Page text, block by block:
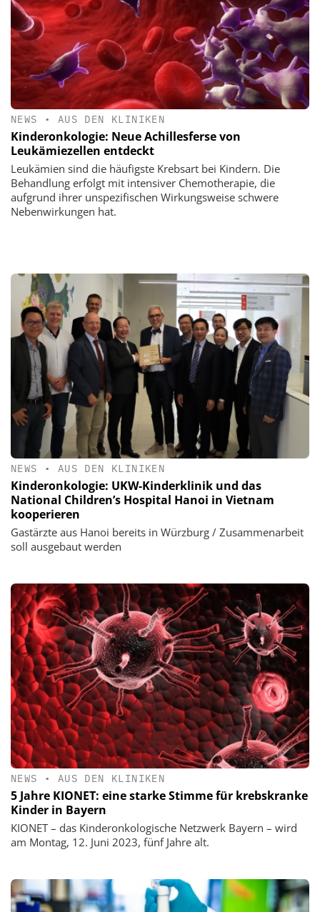
NEWS • AUS DEN KLINIKEN
Kinderonkologie: Neue Achillesferse von
Leukämiezellen entdeckt
Leukämien sind die häufigste Krebsart bei Kindern. Die
Behandlung erfolgt mit intensiver Chemotherapie, die
aufgrund ihrer unspezifischen Wirkungsweise schwere
Nebenwirkungen hat.
NEWS • AUS DEN KLINIKEN
Kinderonkologie: UKW-Kinderklinik und das
National Children’s Hospital Hanoi in Vietnam
kooperieren
Gastärzte aus Hanoi bereits in Würzburg / Zusammenarbeit
soll ausgebaut werden
NEWS • AUS DEN KLINIKEN
5 Jahre KIONET: eine starke Stimme für krebskranke
Kinder in Bayern
KIONET – das Kinderonkologische Netzwerk Bayern – wird
am Montag, 12. Juni 2023, fünf Jahre alt.